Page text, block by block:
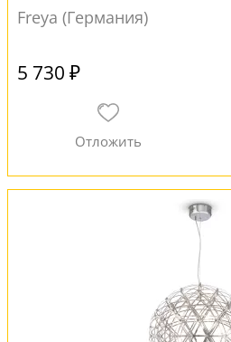
Freya (Германия)
5 730 ₽